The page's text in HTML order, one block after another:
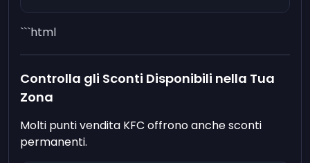
```html
Controlla gli Sconti Disponibili nella Tua
Zona
Molti punti vendita KFC offrono anche sconti
permanenti.